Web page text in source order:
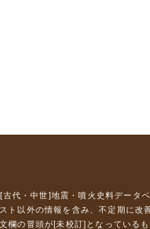
[古代・中世]地震・噴火史料データ
ト以外の情報を含み、不定期に改
欄の冒頭が[未校訂]となっている